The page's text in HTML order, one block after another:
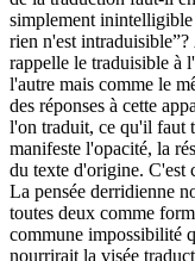
simplement
rien n'est
rappelle le traduisible à
l'autre mais comme le
des réponses à cette
l'on traduit, ce qu'il faut
manifeste l'opacité, la
du texte d'origine. C'est
La pensée derridienne
toutes deux comme
commune impossibilité
nourrirait la visée